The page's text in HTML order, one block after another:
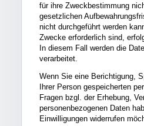
für ihre Zweckbestimmung
gesetzlichen
nicht durchgeführt werden
Zwecke erforderlich sind,
In diesem Fall werden die
verarbeitet.
Wenn Sie eine Berichtigung,
Ihrer Person gespeicherten
Fragen bzgl. der Erhebung,
personenbezogenen Daten
Einwilligungen widerrufen